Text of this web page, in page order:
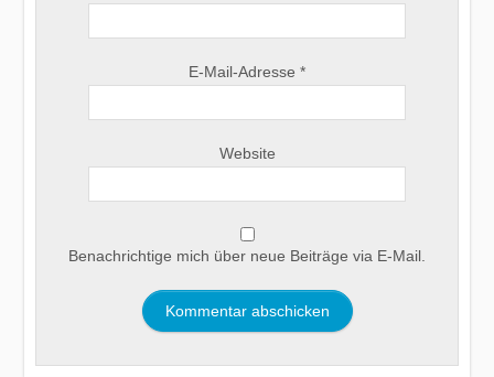
E-Mail-Adresse *
Website
Benachrichtige mich über neue Beiträge via E-Mail.